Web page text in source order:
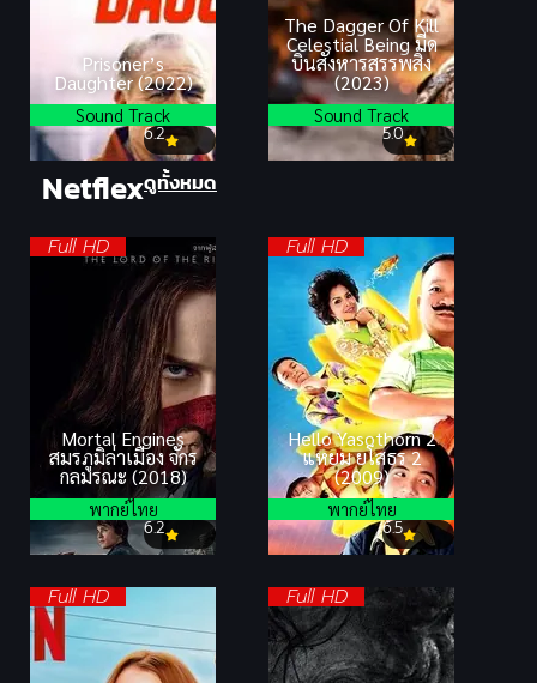
Prisoner’s
Daughter (2022)
6.2
Sound Track
The Dagger Of Kill
Celestial Being มีด
บินสังหารสรรพสิ่ง
(2023)
5.0
Sound Track
Netflexดูทั้งหมด
Full HD
Mortal Engines
สมรภูมิล่าเมือง จักร
กลมรณะ (2018)
6.2
พากย์ไทย
Full HD
Hello Yasothorn 2
แหยม ยโสธร 2
(2009)
6.5
พากย์ไทย
Full HD Full HD